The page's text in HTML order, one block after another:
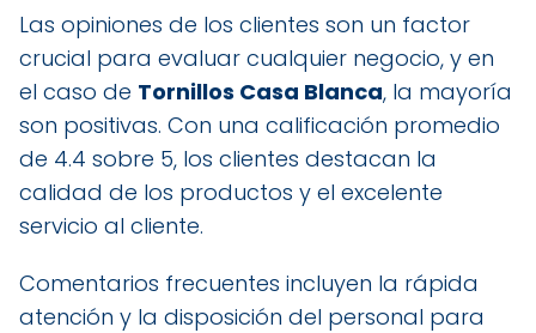
Las opiniones de los clientes son un factor
crucial para evaluar cualquier negocio, y en
el caso de Tornillos Casa Blanca, la mayoría
son positivas. Con una calificación promedio
de 4.4 sobre 5, los clientes destacan la
calidad de los productos y el excelente
servicio al cliente.
Comentarios frecuentes incluyen la rápida
atención y la disposición del personal para